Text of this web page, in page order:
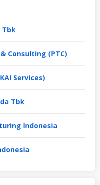
Tbk
Consulting (PTC)
Services)
Tbk
Indonesia